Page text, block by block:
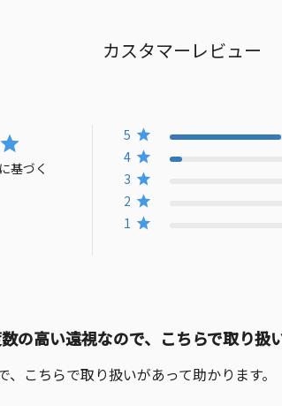
カスタマーレビュー
基づく
5
4
3
2
1
の高い遠視なので、こちらで取り扱
、こちらで取り扱いがあって助かります。